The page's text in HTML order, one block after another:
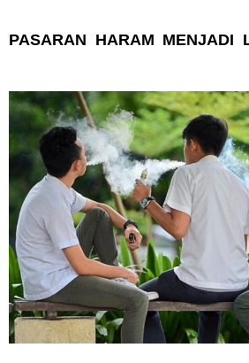
PASARAN HARAM MENJADI